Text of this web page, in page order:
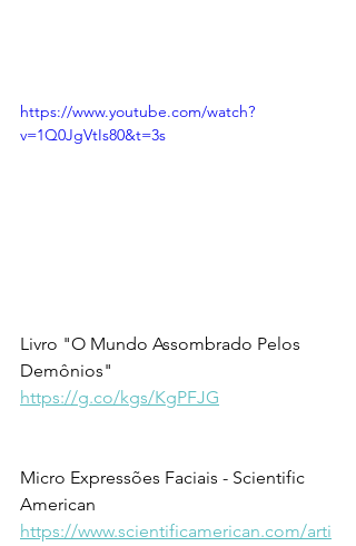
https://www.youtube.com/watch?
v=1Q0JgVtIs80&t=3s
Livro "O Mundo Assombrado Pelos
Demônios"
https://g.co/kgs/KgPFJG
Micro Expressões Faciais - Scientific
American
https://www.scientificamerican.com/arti